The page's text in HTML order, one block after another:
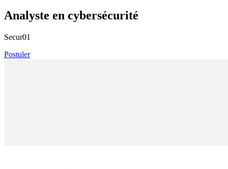
Analyste en cybersécurité
Secur01
Postuler